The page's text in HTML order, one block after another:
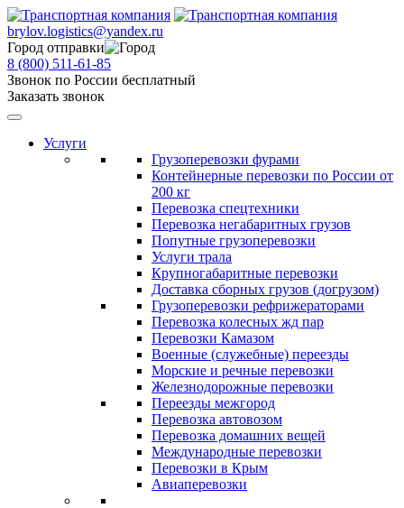
brylov.logistics@yandex.ru
Город отправки
8 (800) 511-61-85
Звонок по России бесплатный
Заказать звонок
Услуги
Грузоперевозки фурами
Контейнерные перевозки по России от
200 кг
Перевозка спецтехники
Перевозка негабаритных грузов
Попутные грузоперевозки
Услуги трала
Крупногабаритные перевозки
Доставка сборных грузов (догрузом)
Грузоперевозки рефрижераторами
Перевозка колесных жд пар
Перевозки Камазом
Военные (служебные) переезды
Морские и речные перевозки
Железнодорожные перевозки
Переезды межгород
Перевозка автовозом
Перевозка домашних вещей
Международные перевозки
Перевозки в Крым
Авиаперевозки